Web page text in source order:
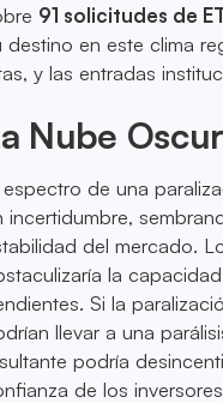
91 solicitudes de
destino en este clima
y las entradas
Nube
espectro de una
incertidumbre,
del mercado.
la
Si la
llevar a una
podría
de los